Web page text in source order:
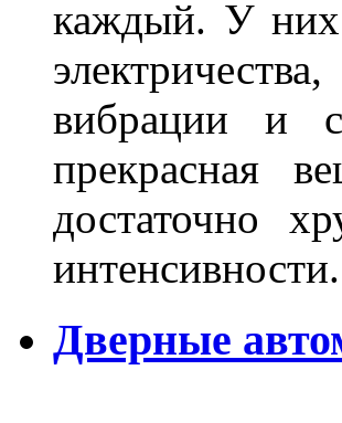
каждый. У них
вибрации и
прекрасная
достаточно
Дверные